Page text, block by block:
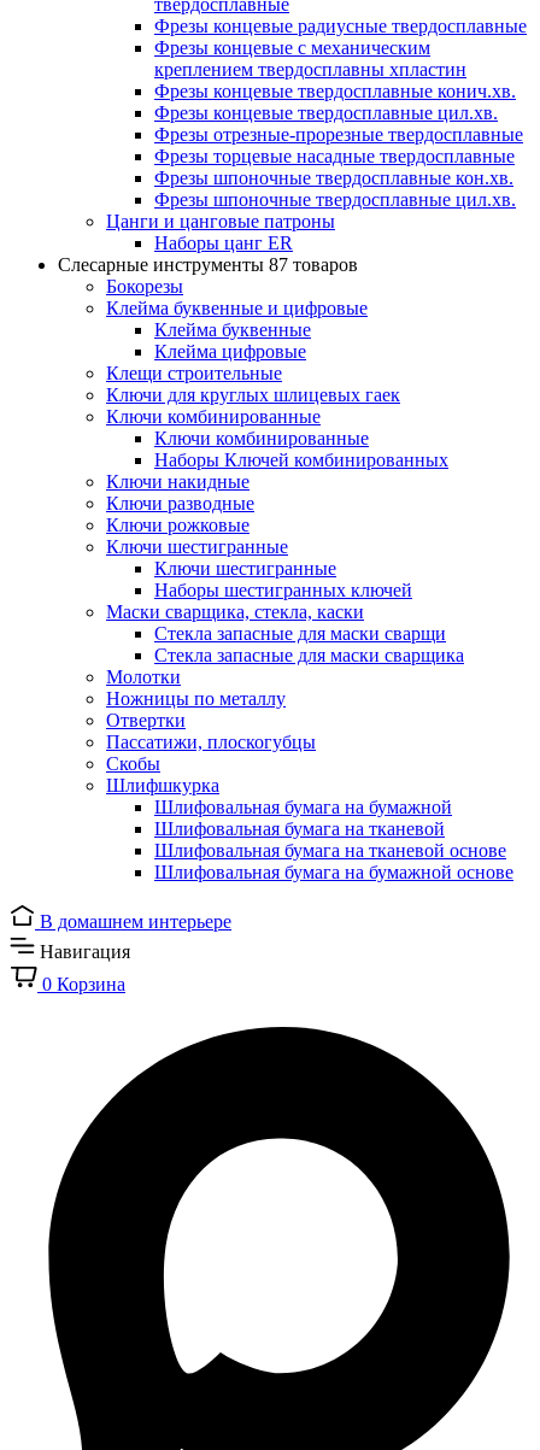
твердосплавные
Фрезы концевые радиусные твердосплавные
Фрезы концевые с механическим
креплением твердосплавны хпластин
Фрезы концевые твердосплавные конич.хв.
Фрезы концевые твердосплавные цил.хв.
Фрезы отрезные-прорезные твердосплавные
Фрезы торцевые насадные твердосплавные
Фрезы шпоночные твердосплавные кон.хв.
Фрезы шпоночные твердосплавные цил.хв.
Цанги и цанговые патроны
Наборы цанг ER
Слесарные инструменты 87 товаров
Бокорезы
Клейма буквенные и цифровые
Клейма буквенные
Клейма цифровые
Клещи строительные
Ключи для круглых шлицевых гаек
Ключи комбинированные
Ключи комбинированные
Наборы Ключей комбинированных
Ключи накидные
Ключи разводные
Ключи рожковые
Ключи шестигранные
Ключи шестигранные
Наборы шестигранных ключей
Маски сварщика, стекла, каски
Стекла запасные для маски сварщи
Стекла запасные для маски сварщика
Молотки
Ножницы по металлу
Отвертки
Пассатижи, плоскогубцы
Скобы
Шлифшкурка
Шлифовальная бумага на бумажной
Шлифовальная бумага на тканевой
Шлифовальная бумага на тканевой основе
Шлифовальная бумага на бумажной основе
В домашнем интерьере
Навигация
0 Корзина